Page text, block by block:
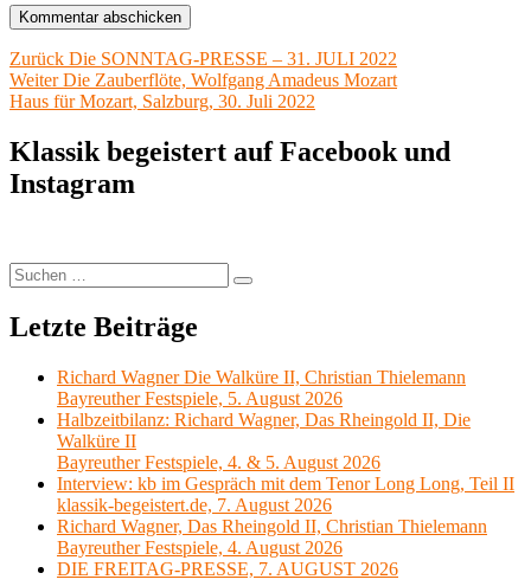
Beitragsnavigation
Zurück Vorheriger
Beitrag:
Die SONNTAG-PRESSE – 31. JULI 2022
Weiter Nächster
Beitrag:
Die Zauberflöte, Wolfgang Amadeus Mozart
Haus für Mozart, Salzburg, 30. Juli 2022
Klassik begeistert auf Facebook und
Instagram
Suchen
nach:
Suchen
Letzte Beiträge
Richard Wagner Die Walküre II, Christian Thielemann
Bayreuther Festspiele, 5. August 2026
Halbzeitbilanz: Richard Wagner, Das Rheingold II, Die
Walküre II
Bayreuther Festspiele, 4. & 5. August 2026
Interview: kb im Gespräch mit dem Tenor Long Long, Teil II
klassik-begeistert.de, 7. August 2026
Richard Wagner, Das Rheingold II, Christian Thielemann
Bayreuther Festspiele, 4. August 2026
DIE FREITAG-PRESSE, 7. AUGUST 2026